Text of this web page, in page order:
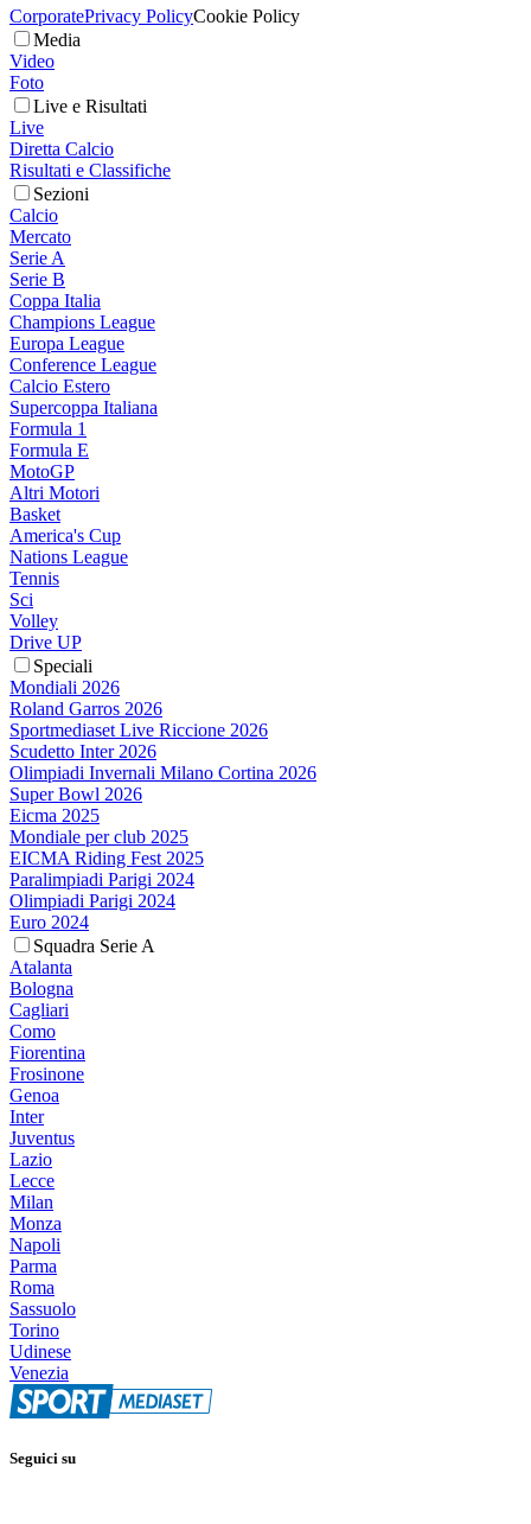
CorporatePrivacy PolicyCookie Policy
Media
Video
Foto
Live e Risultati
Live
Diretta Calcio
Risultati e Classifiche
Sezioni
Calcio
Mercato
Serie A
Serie B
Coppa Italia
Champions League
Europa League
Conference League
Calcio Estero
Supercoppa Italiana
Formula 1
Formula E
MotoGP
Altri Motori
Basket
America's Cup
Nations League
Tennis
Sci
Volley
Drive UP
Speciali
Mondiali 2026
Roland Garros 2026
Sportmediaset Live Riccione 2026
Scudetto Inter 2026
Olimpiadi Invernali Milano Cortina 2026
Super Bowl 2026
Eicma 2025
Mondiale per club 2025
EICMA Riding Fest 2025
Paralimpiadi Parigi 2024
Olimpiadi Parigi 2024
Euro 2024
Squadra Serie A
Atalanta
Bologna
Cagliari
Como
Fiorentina
Frosinone
Genoa
Inter
Juventus
Lazio
Lecce
Milan
Monza
Napoli
Parma
Roma
Sassuolo
Torino
Udinese
Venezia
Seguici su